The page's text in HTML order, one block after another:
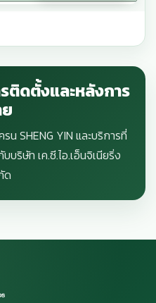
ติดตั้งและหลังการ
SHENG YIN และบริการที่
ริษัท เค.ซี.ไอ.เอ็นจิเนียริ่ง
ด